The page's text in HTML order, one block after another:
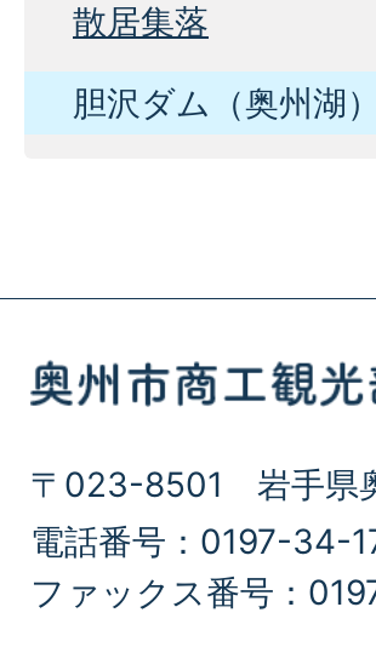
散居集落
胆沢ダム（奥州湖）
〒023-8501 岩手県
電話番号：0197-34-
ファックス番号：